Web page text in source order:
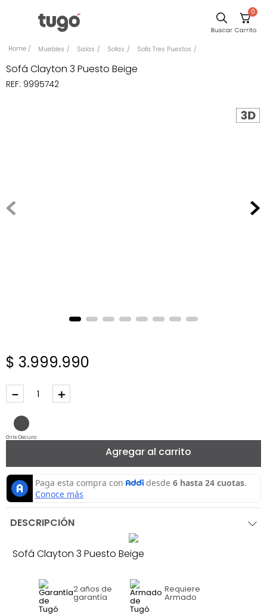
0
Muebles Salas Sofas Sofa Tres Puestos
Sofá Clayton 3 Puesto Beige
REF: 9995742
$ 3.999.990
＋
－
Gris Oscuro
Agregar al carrito
DESCRIPCIÓN
Sofá Clayton 3 Puesto Beige
2 años de
garantía
Requiere
Armado
Comedor
Escritorio